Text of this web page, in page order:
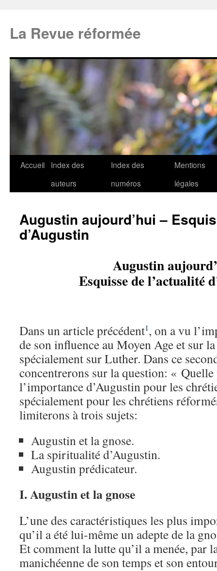
La Revue réformée
Accueil
Index des
auteurs
Index des
numéros
Mentions
légales
Augustin aujourd’hui –
d’Augustin
Augustin
Esquisse de l’actualité
Dans un article précédent1, on a vu
de son influence au Moyen Age et sur
spécialement sur Luther. Dans ce
concentrerons sur la question: «
l’importance d’Augustin pour les
spécialement pour les chrétiens
limiterons à trois sujets:
Augustin et la gnose.
La spiritualité d’Augustin.
Augustin prédicateur.
I. Augustin et la gnose
L’une des caractéristiques les plus
qu’il a été lui-même un adepte de la
Et comment la lutte qu’il a menée, par
manichéenne de son temps et son